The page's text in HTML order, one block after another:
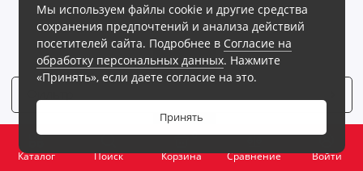
Каталог Поиск Корзина
0
Сравнение
Войти
Мы используем файлы cookie и другие средства
сохранения предпочтений и анализа действий
посетителей сайта. Подробнее в Согласие на
обработку персональных данных. Нажмите
«Принять», если даете согласие на это.
Принять